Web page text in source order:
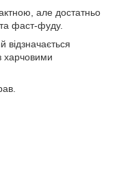
але достатньо
та фаст-фуду.
відзначається
харчовими